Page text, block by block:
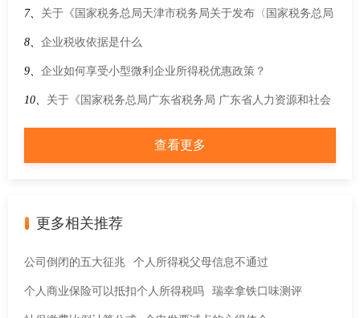
多少？
7、 关于《国家税务总局天津市税务局关于发布〈国家税务总局
天津市税务局关于本市公共交通车辆免征车船税的规定〉的公
告》的解读
8、 企业税收依据是什么
9、 企业如何享受小型微利企业所得税优惠政策？
10、 关于《国家税务总局广东省税务局 广东省人力资源和社会
保障厅 广东省医疗保障局 广东省财政厅 中国人民银行广州分
查看更多
更多相关推荐
公司倒闭的五大征兆 个人所得税父母信息不通过
个人商业保险可以抵扣个人所得税吗 瑞幸拿铁口味测评